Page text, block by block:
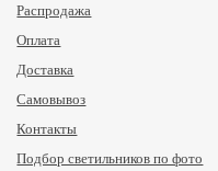
Распродажа
Оплата
Доставка
Самовывоз
Контакты
Подбор светильников по фото